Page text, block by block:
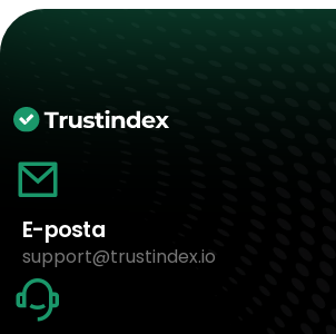
E-posta
support@trustindex.io